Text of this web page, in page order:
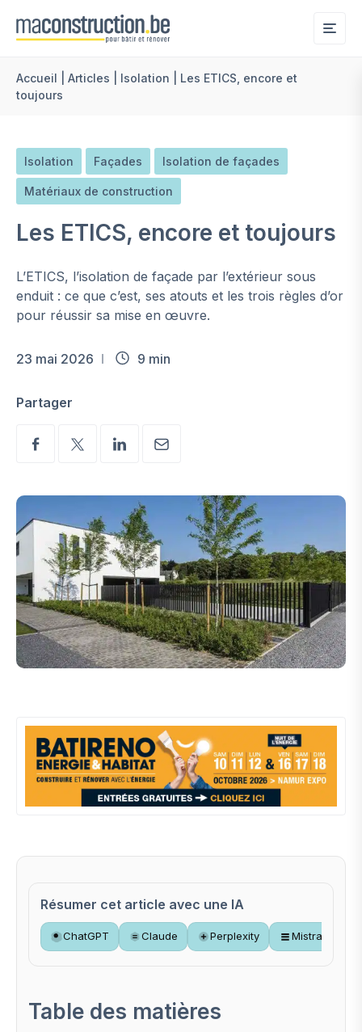
Accueil Articles Isolation
Les ETICS, encore et
toujours
Isolation Façades Isolation de façades
Matériaux de construction
Les ETICS, encore et toujours
L’ETICS, l’isolation de façade par l’extérieur sous
enduit : ce que c’est, ses atouts et les trois règles d’or
pour réussir sa mise en œuvre.
23 mai 2026 9 min
Partager
Résumer cet article avec une IA
ChatGPT Claude Perplexity Mistral
Table des matières